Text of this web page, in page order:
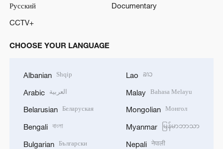
Русский
Documentary
CCTV+
CHOOSE YOUR LANGUAGE
Albanian Shqip
Arabic العربية
Belarusian Беларуская
Bengali বাংলা
Bulgarian Български
Lao ລາວ
Malay Bahasa Melayu
Mongolian Монгол
Myanmar မြန်မာဘာသာ
Nepali नेपाली